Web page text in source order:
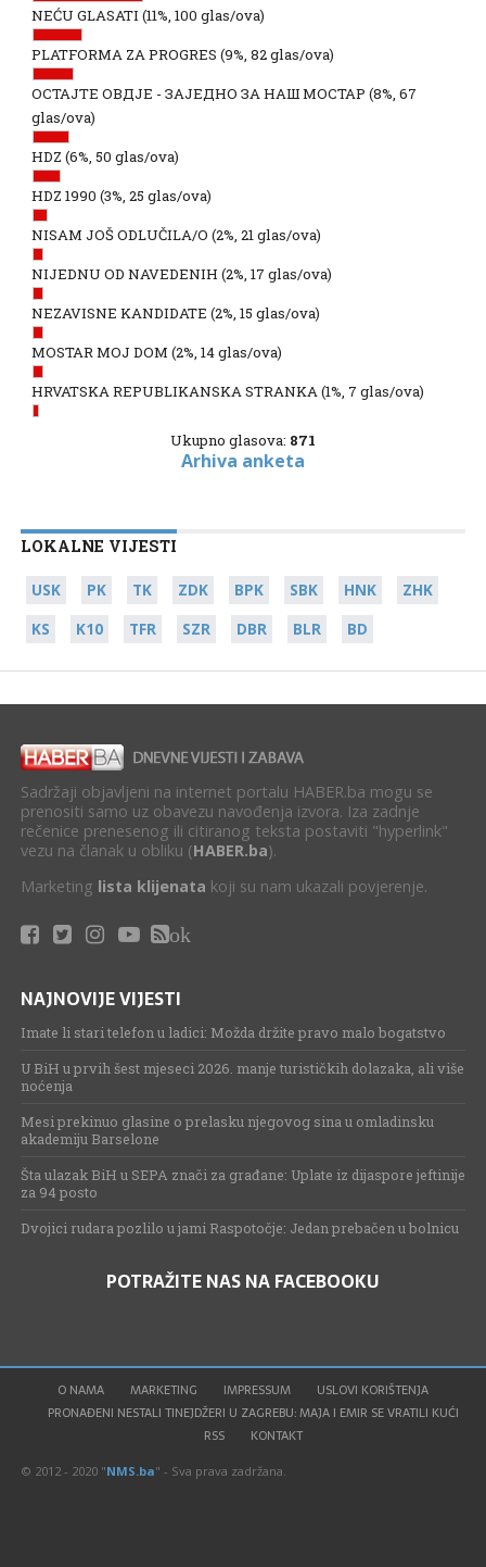
NEĆU GLASATI (11%, 100 glas/ova)
PLATFORMA ZA PROGRES (9%, 82 glas/ova)
ОСТАЈТЕ ОВДЈЕ - ЗАЈЕДНО ЗА НАШ МОСТАР (8%, 67
glas/ova)
HDZ (6%, 50 glas/ova)
HDZ 1990 (3%, 25 glas/ova)
NISAM JOŠ ODLUČILA/O (2%, 21 glas/ova)
NIJEDNU OD NAVEDENIH (2%, 17 glas/ova)
NEZAVISNE KANDIDATE (2%, 15 glas/ova)
MOSTAR MOJ DOM (2%, 14 glas/ova)
HRVATSKA REPUBLIKANSKA STRANKA(1%, 7 glas/ova)
Ukupno glasova: 871
Arhiva anketa
LOKALNE VIJESTI
USK PK TK ZDK BPK SBK HNK
ZHK
KS
K10 TFR SZR DBR BLR BD
Sadržaji objavljeni na internet portalu HABER.ba mogu se
prenositi samo uz obavezu navođenja izvora. Iza zadnje
rečenice prenesenog ili citiranog teksta postaviti "hyperlink"
vezu na članak u obliku (HABER.ba).
Marketing lista klijenata koji su nam ukazali povjerenje.
ok
NAJNOVIJE VIJESTI
Imate li stari telefon u ladici: Možda držite pravo malo bogatstvo
U BiH u prvih šest mjeseci 2026. manje turističkih dolazaka, ali više
noćenja
Mesi prekinuo glasine o prelasku njegovog sina u omladinsku
akademiju Barselone
Šta ulazak BiH u SEPA znači za građane: Uplate iz dijaspore jeftinije
za 94 posto
Dvojici rudara pozlilo u jami Raspotočje: Jedan prebačen u bolnicu
POTRAŽITE NAS NA FACEBOOKU
O NAMA MARKETING IMPRESSUM
USLOVI KORIŠTENJA
PRONAĐENI NESTALI TINEJDŽERI U ZAGREBU: MAJA I EMIR SE VRATILI KUĆI
RSS
KONTAKT
© 2012 - 2020 "NMS.ba" - Sva prava zadržana.